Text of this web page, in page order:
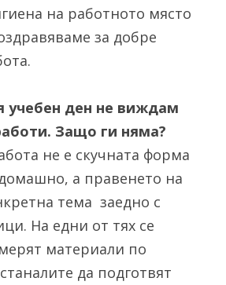
на работното място
за добре
учебен ден не виждам
Защо ги няма?
не е скучната форма
а правенето на
тема  заедно с
На едни от тях се
материали по
да подготвят